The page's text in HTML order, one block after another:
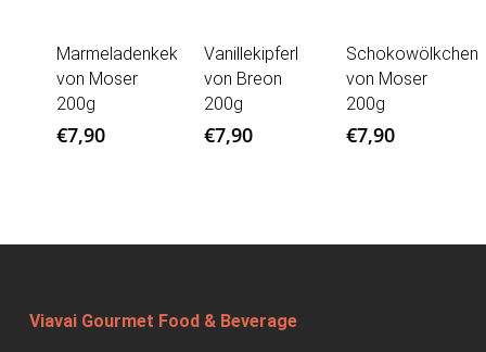
Marmeladenkekse
von Moser
200g
€7,90
Vanillekipferl
von Breon
200g
€7,90
Schokowölkchen
von Moser
200g
€7,90
Viavai Gourmet Food & Beverage